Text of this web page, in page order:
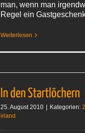
man, wenn man
Regel ein
Weiterlesen
In den Startlöchern
25. August 2010 Kategorien:
irland